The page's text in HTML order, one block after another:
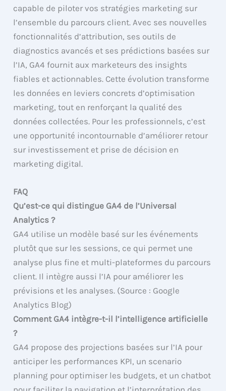
capable de piloter vos stratégies marketing sur
l’ensemble du parcours client. Avec ses nouvelles
fonctionnalités d’attribution, ses outils de
diagnostics avancés et ses prédictions basées sur
l’IA, GA4 fournit aux marketeurs des insights
fiables et actionnables. Cette évolution transforme
les données en leviers concrets d’optimisation
marketing, tout en renforçant la qualité des
données collectées. Pour les professionnels, c’est
une opportunité incontournable d’améliorer retour
sur investissement et prise de décision en
marketing digital.
FAQ
Qu’est-ce qui distingue GA4 de l’Universal
Analytics ?
GA4 utilise un modèle basé sur les événements
plutôt que sur les sessions, ce qui permet une
analyse plus fine et multi-plateformes du parcours
client. Il intègre aussi l’IA pour améliorer les
prévisions et les analyses. (Source : Google
Analytics Blog)
Comment GA4 intègre-t-il l’intelligence artificielle
?
GA4 propose des projections basées sur l’IA pour
anticiper les performances KPI, un scenario
planning pour optimiser les budgets, et un chatbot